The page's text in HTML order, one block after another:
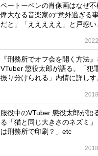
ベートーベンの肖像画はなぜ
偉大なる音楽家の“意外過ぎる
だと」「えええええ」と戸惑
『刑務所でオフ会を開く方法
VTuber 懲役太郎が語る。「犯
振り分けられる」内情に詳し
服役中のVTuber 懲役太郎が語
る「猫と同じ大きさのネズミ
は刑務所で印刷？」etc